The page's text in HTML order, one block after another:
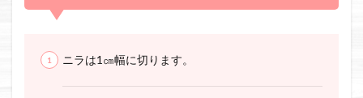
ニラは1㎝幅に切ります。